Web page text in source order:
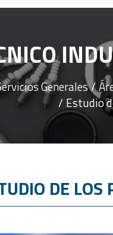
Generales
Estudio
DE LOS